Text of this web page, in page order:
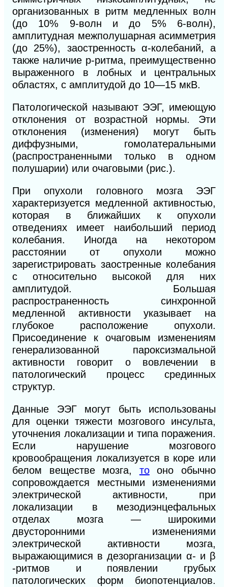
организованных в ритм медленных волн
(до 10% 9-волн и до 5% 6-волн),
амплитудная межполушарная асимметрия
(до 25%), заостренность α-колебаний, а
также наличие р-ритма, преимущественно
выраженного в лобных и центральных
областях, с амплитудой до 10—15 мкВ.
Патологической называют ЭЭГ, имеющую
отклонения от возрастной нормы. Эти
отклонения (изменения) могут быть
диффузными, гомолатеральными
(распространенными только в одном
полушарии) или очаговыми (рис.).
При опухоли головного мозга ЭЭГ
характеризуется медленной активностью,
которая в ближайших к опухоли
отведениях имеет наибольший период
колебания. Иногда на некотором
расстоянии от опухоли можно
зарегистрировать заостренные колебания
с относительно высокой для них
амплитудой. Большая
распространенность синхронной
медленной активности указывает на
глубокое расположение опухоли.
Присоединение к очаговым изменениям
генерализованной пароксизмальной
активности говорит о вовлечении в
патологический процесс срединных
структур.
Данные ЭЭГ могут быть использованы
для оценки тяжести мозгового инсульта,
уточнения локализации и типа поражения.
Если нарушение мозгового
кровообращения локализуется в коре или
белом веществе мозга, тооно обычно
сопровождается местными изменениями
электрической активности, при
локализации в мезодиэнцефальных
отделах мозга — широкими
двусторонними изменениями
электрической активности мозга,
выражающимися в дезорганизации α- и β
-ритмов и появлении грубых
патологических форм биопотенциалов.